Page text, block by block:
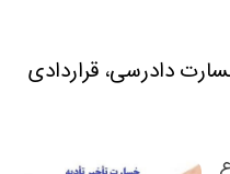
دادرسی، قراردادی